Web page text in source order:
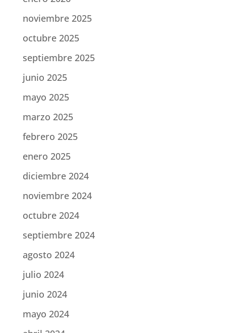
noviembre 2025
octubre 2025
septiembre 2025
junio 2025
mayo 2025
marzo 2025
febrero 2025
enero 2025
diciembre 2024
noviembre 2024
octubre 2024
septiembre 2024
agosto 2024
julio 2024
junio 2024
mayo 2024